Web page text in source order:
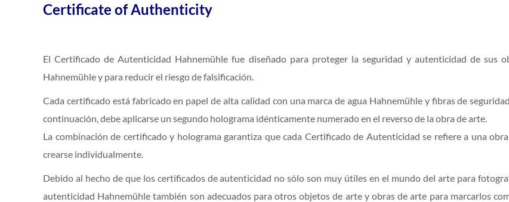
Certificate of Authenticity
El Certificado de Autenticidad Hahnemühle fue diseñado para proteger la seguridad y autenticidad de sus
Hahnemühle y para reducir el riesgo de falsificación.
Cada certificado está fabricado en papel de alta calidad con una marca de agua Hahnemühle y fibras de
continuación, debe aplicarse un segundo holograma idénticamente numerado en el reverso de la obra de arte.
La combinación de certificado y holograma garantiza que cada Certificado de Autenticidad se refiere a una
crearse individualmente.
Debido al hecho de que los certificados de autenticidad no sólo son muy útiles en el mundo del arte para
autenticidad Hahnemühle también son adecuados para otros objetos de arte y obras de arte para marcarlos